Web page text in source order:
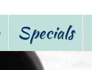
Specials